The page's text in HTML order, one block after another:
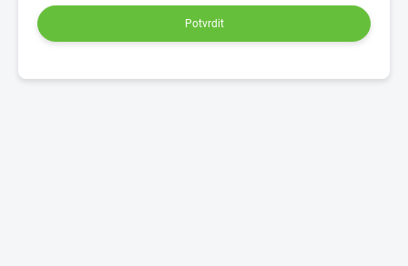
Potvrdit